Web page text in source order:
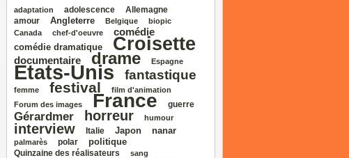
adaptation adolescence Allemagne
amour Angleterre Belgique
biopic
Canada
chef‑d'oeuvre comédie
comédie dramatique Croisette
documentaire drame Espagne
Etats‑Unis fantastique
femme festival
film d'animation
Forum des images
France guerre
Gérardmer horreur humour
interview Italie Japon nanar
palmarès polar politique
Quinzaine des réalisateurs sang